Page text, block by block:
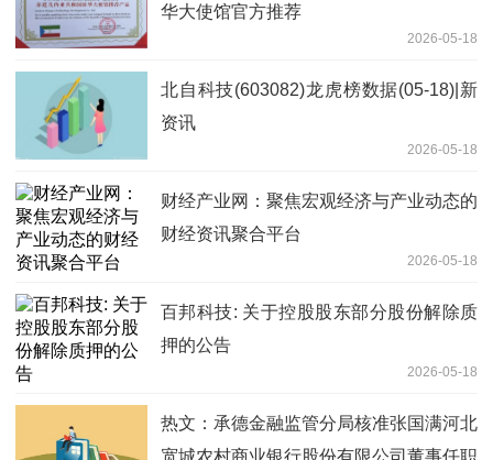
华大使馆官方推荐
2026-05-18
北自科技(603082)龙虎榜数据(05-18)|新
资讯
2026-05-18
财经产业网：聚焦宏观经济与产业动态的
财经资讯聚合平台
2026-05-18
百邦科技: 关于控股股东部分股份解除质
押的公告
2026-05-18
热文：承德金融监管分局核准张国满河北
宽城农村商业银行股份有限公司董事任职